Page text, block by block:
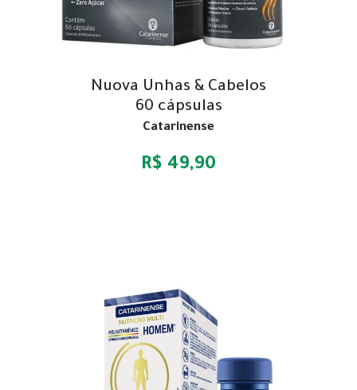
Nuova Unhas & Cabelos
60 cápsulas
Catarinense
R$ 49,90